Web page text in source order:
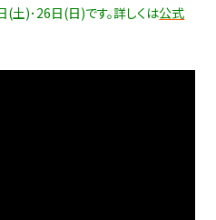
)･26日(日)です。詳しくは公式